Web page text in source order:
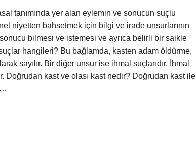
tanımında yer alan eylemin ve sonucun suçlu
niyetten bahsetmek için bilgi ve irade unsurlarının
bilmesi ve istemesi ve ayrıca belirli bir saikle
hangileri? Bu bağlamda, kasten adam öldürme,
sayılır. Bir diğer unsur ise ihmal suçlarıdır. İhmal
kast ve olası kast nedir? Doğrudan kast ile